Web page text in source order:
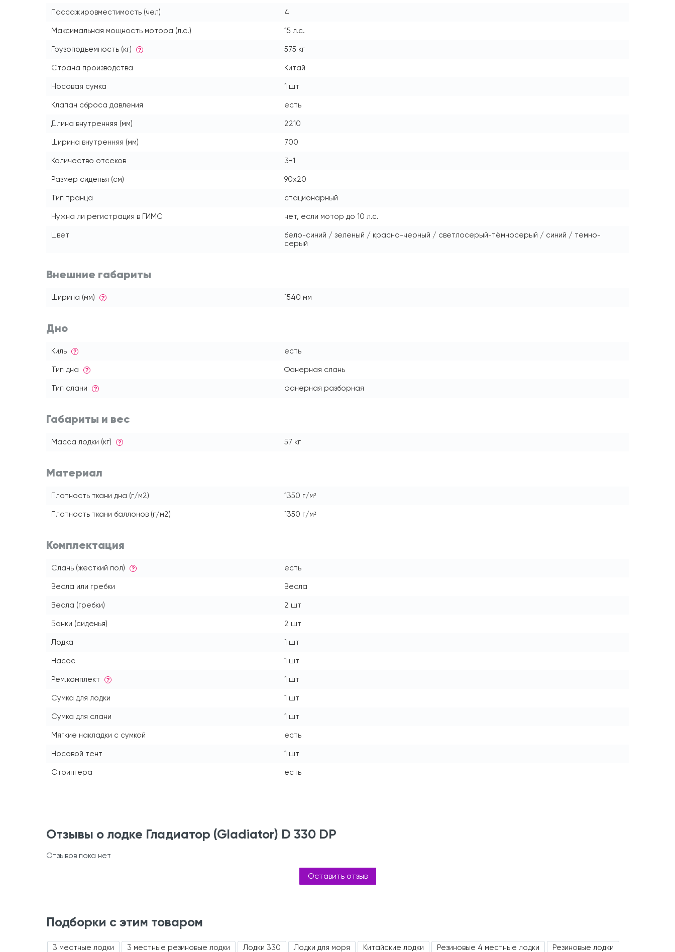
Пассажировместимость (чел) 4
Максимальная мощность мотора (л.с.) 15 л.с.
Грузоподъемность (кг) ? 575 кг
Страна производства Китай
Носовая сумка 1 шт
Клапан сброса давления есть
Длина внутренняя (мм) 2210
Ширина внутренняя (мм) 700
Количество отсеков 3+1
Размер сиденья (см) 90x20
Тип транца стационарный
Нужна ли регистрация в ГИМС нет, если мотор до 10 л.с.
Цвет
бело-синий / зеленый / красно-черный / светлосерый-тёмносерый / синий / темно-
серый
Внешние габариты
Ширина (мм) ? 1540 мм
Дно
Киль ? есть
Тип дна ? Фанерная слань
Тип слани ? фанерная разборная
Габариты и вес
Масса лодки (кг) ? 57 кг
Материал
Плотность ткани дна (г/м2) 1350 г/м²
Плотность ткани баллонов (г/м2) 1350 г/м²
Комплектация
Слань (жесткий пол) ? есть
Весла или гребки Весла
Весла (гребки) 2 шт
Банки (сиденья) 2 шт
Лодка 1 шт
Насос 1 шт
Рем.комплект ? 1 шт
Сумка для лодки 1 шт
Сумка для слани 1 шт
Мягкие накладки с сумкой есть
Носовой тент 1 шт
Стрингера есть
Отзывы о лодке Гладиатор (Gladiator) D 330 DP
Отзывов пока нет
Оставить отзыв
Подборки с этим товаром
3 местные лодки 3 местные резиновые лодки Лодки 330 Лодки для моря Китайские лодки Резиновые 4 местные лодки Резиновые лодки